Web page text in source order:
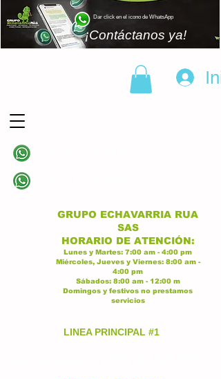
Dar click en el icono de WhatsApp
¡Contáctanos ya!
GRUPO ECHAVARRIA RUA
SAS
HORARIO DE ATENCIÓN:
Lunes y Martes: 7:00 am - 4:00 pm
Miércoles, Jueves y Viernes: 8:00 am -
4:00 pm
Sábados: 8:00 am - 12:00 m
Domingos y festivos no prestamos
servicios
LINEA PRINCIPAL #1